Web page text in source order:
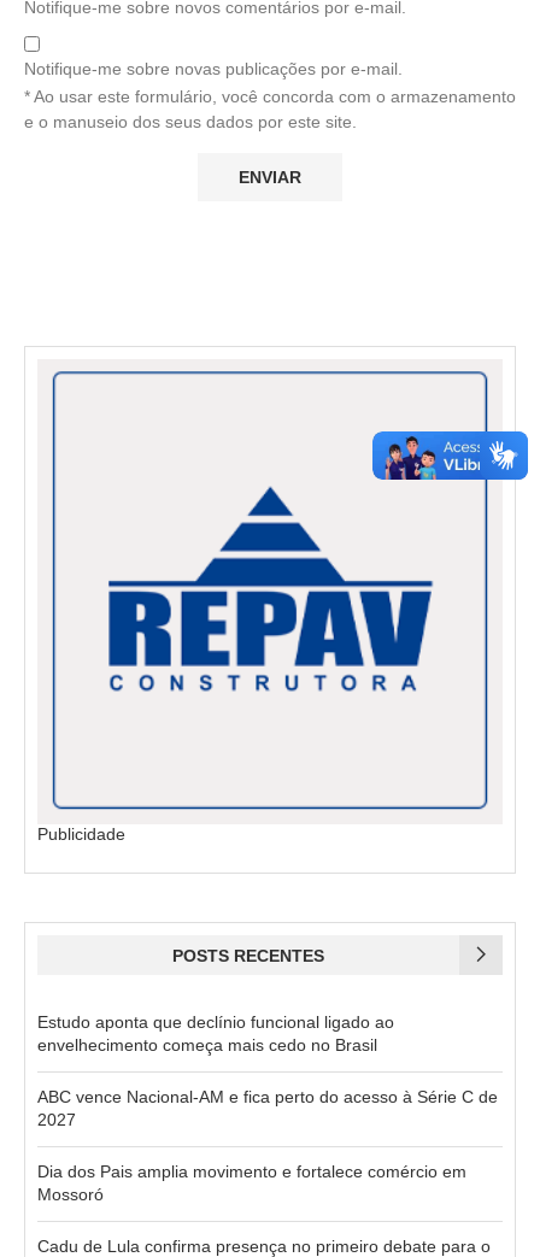
Notifique-me sobre novos comentários por e-mail.
Notifique-me sobre novas publicações por e-mail.
* Ao usar este formulário, você concorda com o armazenamento
e o manuseio dos seus dados por este site.
Publicidade
POSTS RECENTES
Estudo aponta que declínio funcional ligado ao
envelhecimento começa mais cedo no Brasil
ABC vence Nacional-AM e fica perto do acesso à Série C de
2027
Dia dos Pais amplia movimento e fortalece comércio em
Mossoró
Cadu de Lula confirma presença no primeiro debate para o